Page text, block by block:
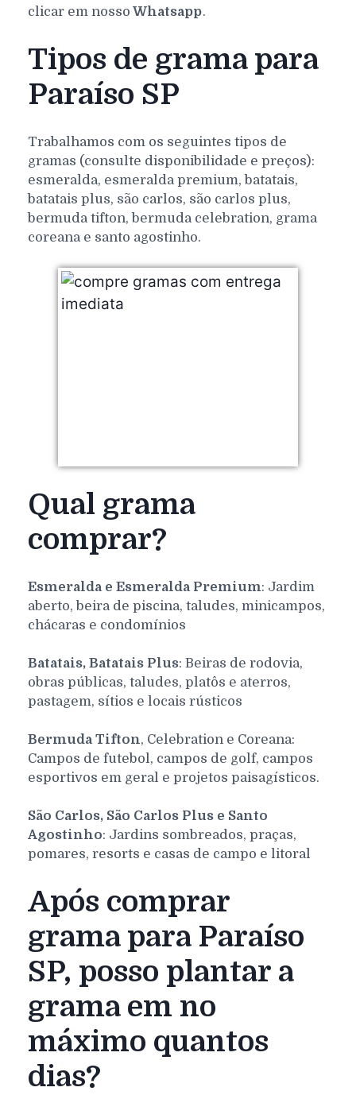
clicar em nosso Whatsapp.
Tipos de grama para
Paraíso SP
Trabalhamos com os seguintes tipos de
gramas (consulte disponibilidade e preços):
esmeralda, esmeralda premium, batatais,
batatais plus, são carlos, são carlos plus,
bermuda tifton, bermuda celebration, grama
coreana e santo agostinho.
Qual grama
comprar?
Esmeralda e Esmeralda Premium: Jardim
aberto, beira de piscina, taludes, minicampos,
chácaras e condomínios
Batatais, Batatais Plus: Beiras de rodovia,
obras públicas, taludes, platôs e aterros,
pastagem, sítios e locais rústicos
Bermuda Tifton, Celebration e Coreana:
Campos de futebol, campos de golf, campos
esportivos em geral e projetos paisagísticos.
São Carlos, São Carlos Plus e Santo
Agostinho: Jardins sombreados, praças,
pomares, resorts e casas de campo e litoral
Após comprar
grama para Paraíso
SP, posso plantar a
grama em no
máximo quantos
dias?